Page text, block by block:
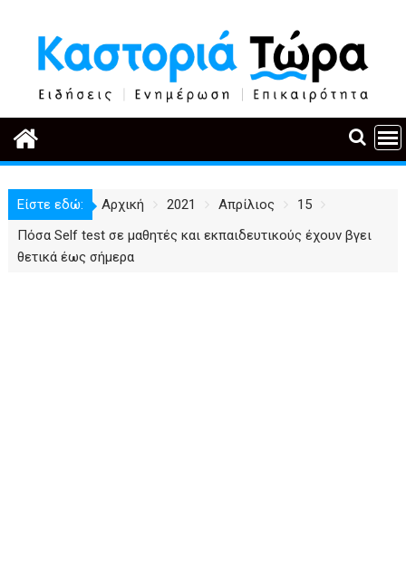
περιεχόμενο
Είστε εδώ: Αρχική 2021 Απρίλιος
15
Πόσα Self test σε μαθητές και εκπαιδευτικούς έχουν βγει
θετικά έως σήμερα